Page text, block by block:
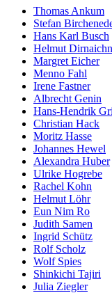
Thomas Ankum
Stefan
Hans Karl Busch
Helmut
Margret Eicher
Menno Fahl
Irene Fastner
Albrecht Genin
Hans-Hendrik
Christian Hack
Moritz Hasse
Johannes Hewel
Alexandra Huber
Ulrike Hogrebe
Rachel Kohn
Helmut Löhr
Eun Nim Ro
Judith Samen
Ingrid Schütz
Rolf Scholz
Wolf Spies
Shinkichi Tajiri
Julia Ziegler